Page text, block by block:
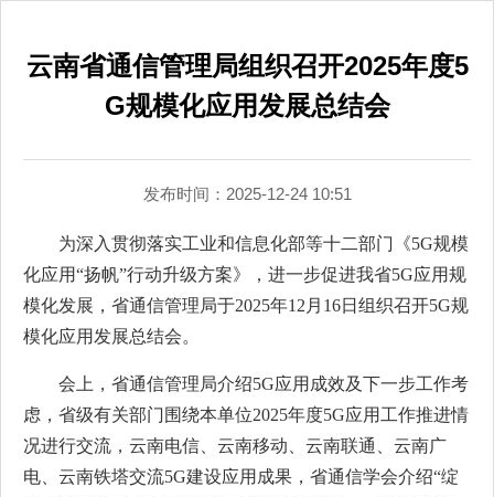
云南省通信管理局组织召开2025年度5
G规模化应用发展总结会
发布时间：2025-12-24 10:51
为深入贯彻落实工业和信息化部等十二部门《5G规模
化应用“扬帆”行动升级方案》，进一步促进我省5G应用规
模化发展，省通信管理局于2025年12月16日组织召开5G规
模化应用发展总结会。
会上，省通信管理局介绍5G应用成效及下一步工作考
虑，省级有关部门围绕本单位2025年度5G应用工作推进情
况进行交流，云南电信、云南移动、云南联通、云南广
电、云南铁塔交流5G建设应用成果，省通信学会介绍“绽